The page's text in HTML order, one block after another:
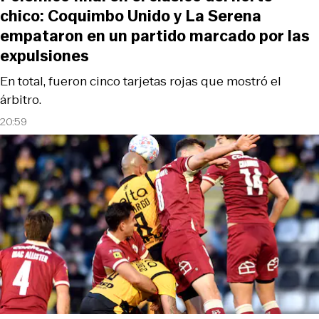
20:59
En total, fueron cinco tarjetas rojas que mostró el
árbitro.
chico: Coquimbo Unido y La Serena
empataron en un partido marcado por las
expulsiones